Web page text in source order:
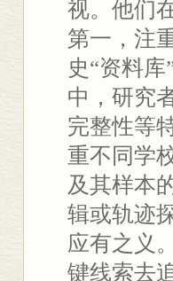
视。他们
第一，注
史“资料
中，研究
完整性等
重不同学
及其样本
辑或轨迹
应有之义
键线索去